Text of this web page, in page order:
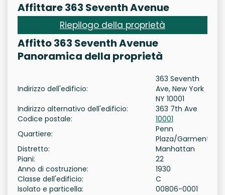
Affittare 363 Seventh Avenue
Riepilogo della proprietà
Affitto 363 Seventh Avenue
Panoramica della proprietà
Indirizzo dell'edificio:
363 Seventh
Ave, New York
NY 10001
Indirizzo alternativo dell'edificio:
363 7th Ave
Codice postale:
10001
Quartiere:
Penn
Plaza/Garment
Distretto:
Manhattan
Piani:
22
Anno di costruzione:
1930
Classe dell'edificio:
C
Isolato e particella:
00806-0001